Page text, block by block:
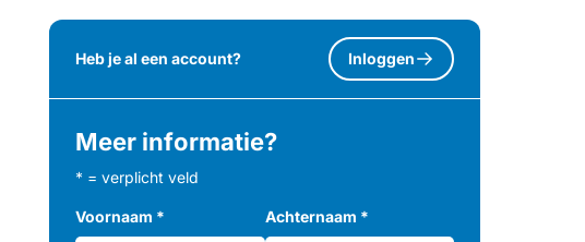
Heb je al een account? Inloggen
Meer informatie?
* = verplicht veld
Voornaam * Achternaam *